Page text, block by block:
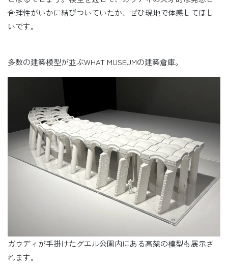
合理性がいかに結びついていたか、ぜひ現地で体感してほし
いです。
多数の建築模型が並ぶWHAT MUSEUMの建築倉庫。
ガウディが手掛けたグエル公園内にある高架の模型も展示さ
れます。